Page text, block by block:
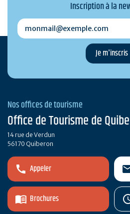
Inscription à la
monmail@exemple.com
Nos offices de tourisme
Office de Tourisme de
14 rue de Verdun
56170 Quiberon
Appeler
Brochures